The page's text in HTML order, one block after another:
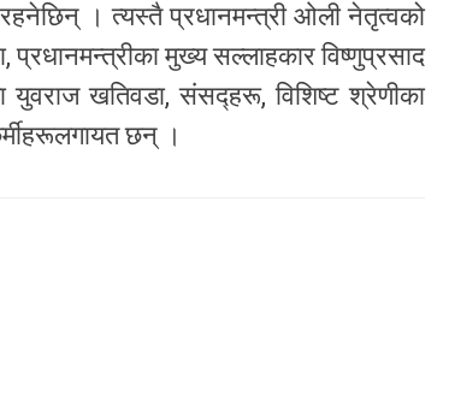
रहनेछिन् । त्यस्तै प्रधानमन्त्री ओली नेतृत्वको
प्रधानमन्त्रीका मुख्य सल्लाहकार विष्णुप्रसाद
युवराज खतिवडा, संसद्हरू, विशिष्ट श्रेणीका
छन् ।